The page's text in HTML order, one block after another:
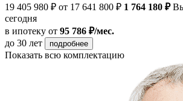
19 405 980 ₽ от 17 641 800 ₽ 1 764 180 ₽Вы
сегодня
в ипотеку от 95 786 ₽/мес.
до 30 лет
подробнее
Показать всю комплектацию